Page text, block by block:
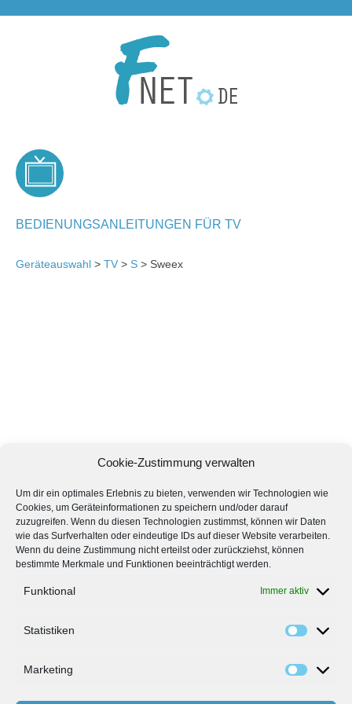
Cookie-Zustimmung verwalten
Um dir ein optimales Erlebnis zu bieten, verwenden wir Technologien wie
Cookies, um Geräteinformationen zu speichern und/oder darauf
zuzugreifen. Wenn du diesen Technologien zustimmst, können wir Daten
wie das Surfverhalten oder eindeutige IDs auf dieser Website verarbeiten.
Wenn du deine Zustimmung nicht erteilst oder zurückziehst, können
bestimmte Merkmale und Funktionen beeinträchtigt werden.
Funktional Immer aktiv
Statistiken
Marketing
BEDIENUNGSANLEITUNGEN FÜR TV
Geräteauswahl > TV > S > Sweex